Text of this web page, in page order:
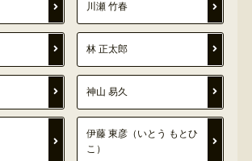
川瀬 竹春
林 正太郎
神山 易久
伊藤 東彦（いとう もとひ
こ）